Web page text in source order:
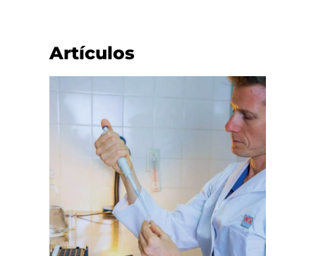
Artículos